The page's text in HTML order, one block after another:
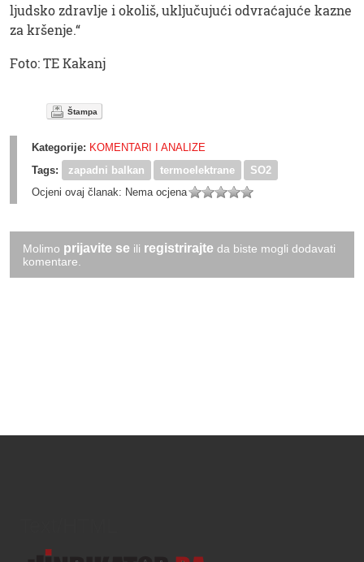
ljudsko zdravlje i okoliš, uključujući odvraćajuće kazne
za kršenje.“
Foto: TE Kakanj
Štampa
Kategorije: KOMENTARI I ANALIZE
Tags:
zapadni balkan termoelektrane
SO2
Ocjeni ovaj članak: Nema ocjena
Molimo prijavite se ili registrirajte da biste mogli dodavati
komentare.